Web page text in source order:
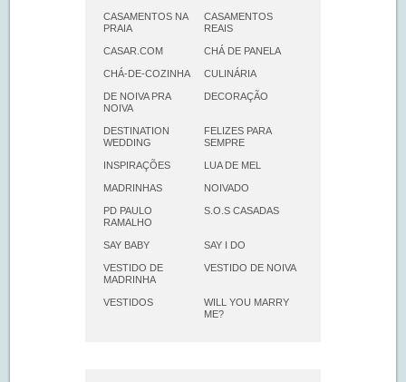
CASAMENTOS NA
PRAIA
CASAMENTOS
REAIS
CASAR.COM CHÁ DE PANELA
CHÁ-DE-COZINHA CULINÁRIA
DE NOIVA PRA
NOIVA
DECORAÇÃO
DESTINATION
WEDDING
FELIZES PARA
SEMPRE
INSPIRAÇÕES LUA DE MEL
MADRINHAS NOIVADO
PD PAULO
RAMALHO
S.O.S CASADAS
SAY BABY SAY I DO
VESTIDO DE
MADRINHA
VESTIDO DE NOIVA
VESTIDOS
WILL YOU MARRY
ME?